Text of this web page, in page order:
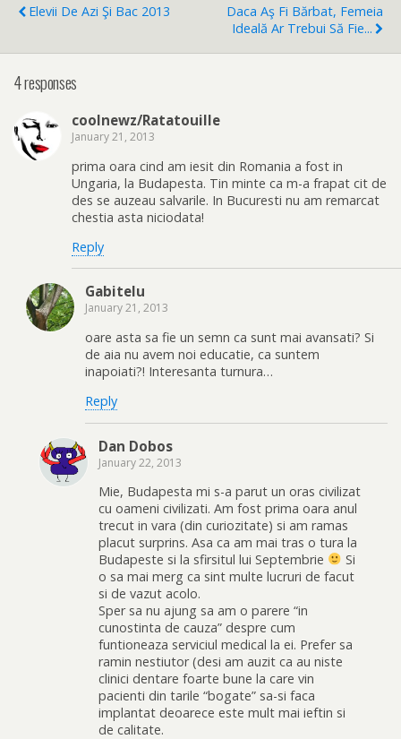
Elevii De Azi Şi Bac 2013
Daca Aş Fi Bărbat, Femeia
Ideală Ar Trebui Să Fie...
4 responses
coolnewz/Ratatouille
January 21, 2013
prima oara cind am iesit din Romania a fost in
Ungaria, la Budapesta. Tin minte ca m-a frapat cit de
des se auzeau salvarile. In Bucuresti nu am remarcat
chestia asta niciodata!
Reply
Gabitelu
January 21, 2013
oare asta sa fie un semn ca sunt mai avansati? Si
de aia nu avem noi educatie, ca suntem
inapoiati?! Interesanta turnura…
Reply
Dan Dobos
January 22, 2013
Mie, Budapesta mi s-a parut un oras civilizat
cu oameni civilizati. Am fost prima oara anul
trecut in vara (din curiozitate) si am ramas
placut surprins. Asa ca am mai tras o tura la
Budapeste si la sfirsitul lui Septembrie
Si
o sa mai merg ca sint multe lucruri de facut
si de vazut acolo.
Sper sa nu ajung sa am o parere “in
cunostinta de cauza” despre cum
funtioneaza serviciul medical la ei. Prefer sa
ramin nestiutor (desi am auzit ca au niste
clinici dentare foarte bune la care vin
pacienti din tarile “bogate” sa-si faca
implantat deoarece este mult mai ieftin si
de calitate.